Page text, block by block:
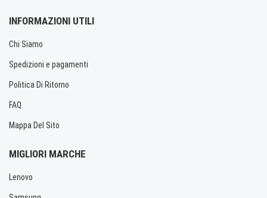
INFORMAZIONI UTILI
Chi Siamo
Spedizioni e pagamenti
Politica Di Ritorno
FAQ
Mappa Del Sito
MIGLIORI MARCHE
Lenovo